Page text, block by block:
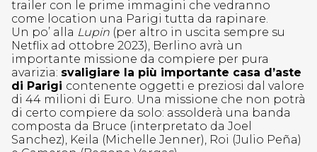
trailer con le prime immagini che vedranno
come location una Parigi tutta da rapinare.
Un po’ alla Lupin (per altro in uscita sempre su
Netflix ad ottobre 2023), Berlino avrà un
importante missione da compiere per pura
avarizia: svaligiare la più importante casa d’aste
di Parigi contenente oggetti e preziosi dal valore
di 44 milioni di Euro. Una missione che non potrà
di certo compiere da solo: assolderà una banda
composta da Bruce (interpretato da Joel
Sanchez), Keila (Michelle Jenner), Roi (Julio Peña)